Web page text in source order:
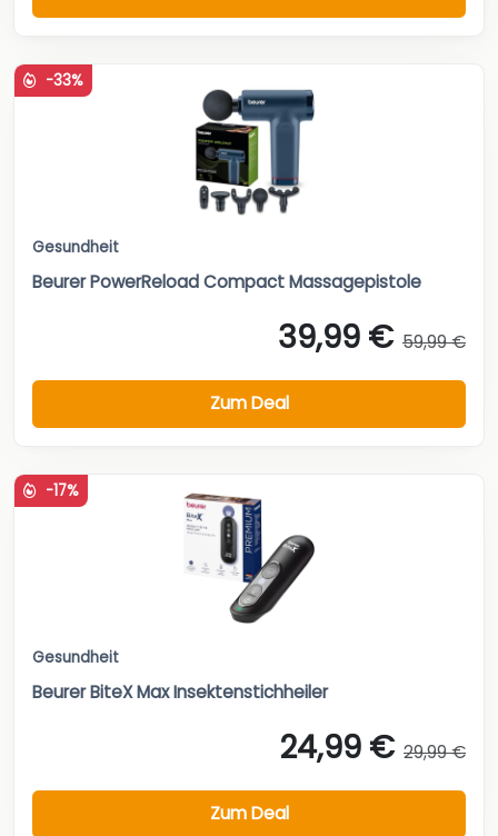
-33%
Gesundheit
Beurer PowerReload Compact Massagepistole
39,99 € 59,99 €
Zum Deal
-17%
Gesundheit
Beurer BiteX Max Insektenstichheiler
24,99 € 29,99 €
Zum Deal